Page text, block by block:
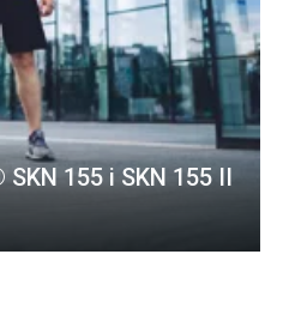
SKN 155 i SKN 155 II